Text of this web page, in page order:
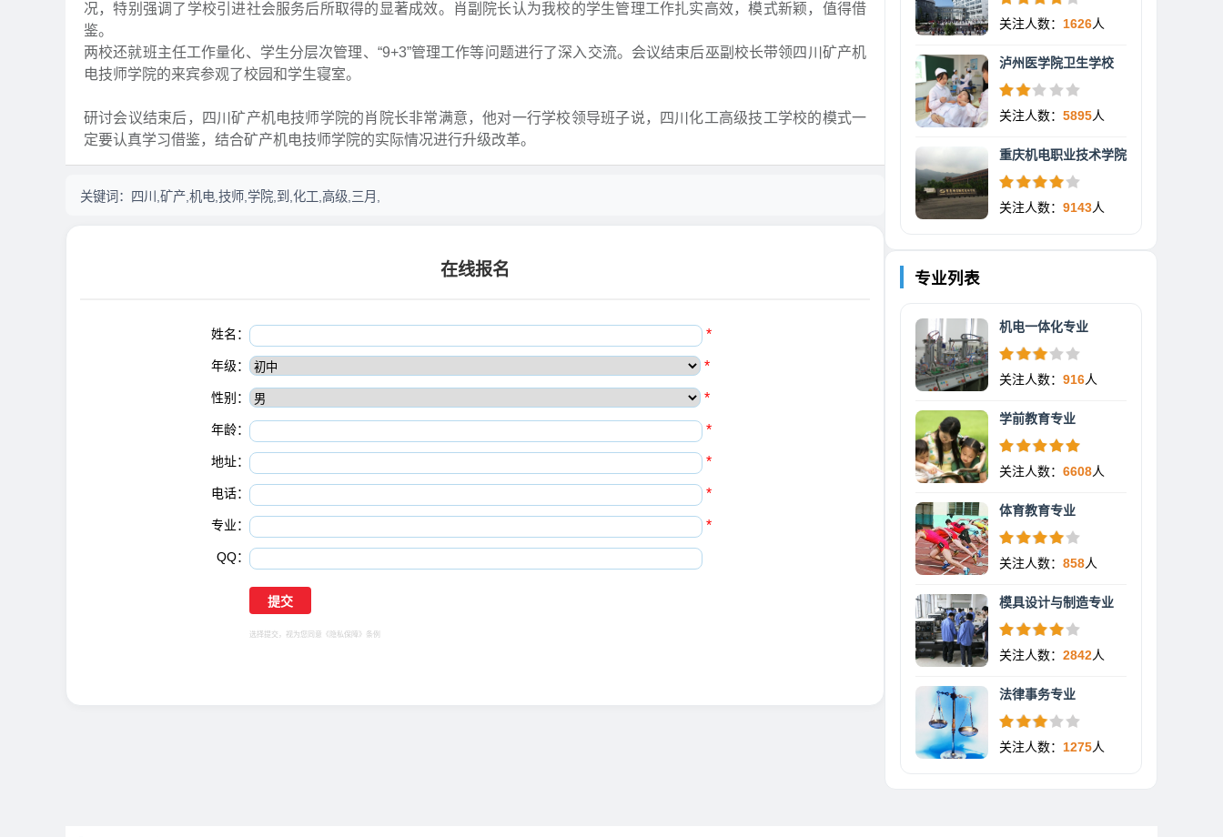
况，特别强调了学校引进社会服务后所取得的显著成效。肖副院长认为我校的学生管理工作扎实高效，模式新颖，值得借
鉴。
两校还就班主任工作量化、学生分层次管理、“9+3”管理工作等问题进行了深入交流。会议结束后巫副校长带领四川矿产机
电技师学院的来宾参观了校园和学生寝室。
研讨会议结束后，四川矿产机电技师学院的肖院长非常满意，他对一行学校领导班子说，四川化工高级技工学校的模式一
定要认真学习借鉴，结合矿产机电技师学院的实际情况进行升级改革。
关键词： 四川,矿产,机电,技师,学院,到,化工,高级,三月,
在线报名
姓名： *
年级： *
性别： *
年龄： *
地址： *
电话： *
专业： *
QQ：
选择提交，视为您同意 《隐私保障》 条例
关注人数： 1626人
泸州医学院卫生学校
关注人数： 5895人
重庆机电职业技术学院
关注人数： 9143人
专业列表
机电一体化专业
关注人数： 916人
学前教育专业
关注人数： 6608人
体育教育专业
关注人数： 858人
模具设计与制造专业
关注人数： 2842人
法律事务专业
关注人数： 1275人